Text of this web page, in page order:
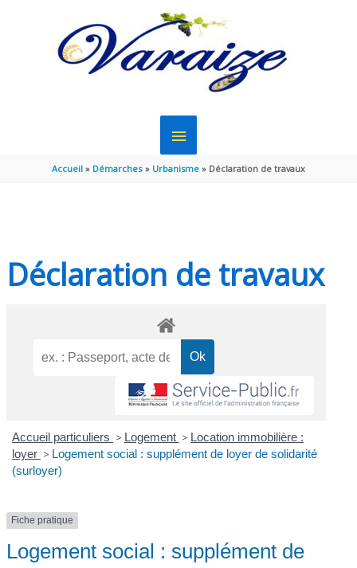
MENU
PRINCIPAL
Accueil Démarches Urbanisme Déclaration de travaux
Déclaration de travaux
Accueil particuliers > Logement > Location immobilière :
loyer > Logement social : supplément de loyer de solidarité
(surloyer)
Fiche pratique
Logement social : supplément de